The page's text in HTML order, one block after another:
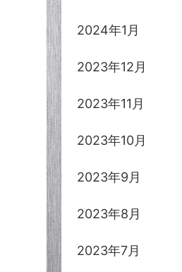
2024年1月
2023年12月
2023年11月
2023年10月
2023年9月
2023年8月
2023年7月